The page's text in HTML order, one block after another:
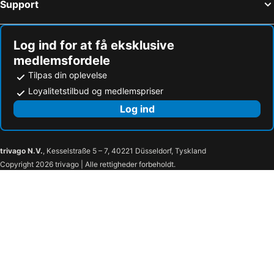
Albion Hotel
Hotel Indigo Auckland By Ihg
Swiss-Belsuites Victoria Park Auckland
Mount Richmond Hotel
Mini Homestay
Mercure Auckland Queen Street
Mt Smart Stadium
Tauranga Airport
Kelly Tarlton's Underwater World
Support
Log ind for at få eksklusive
medlemsfordele
Tilpas din oplevelse
Loyalitetstilbud og medlemspriser
Log ind
trivago N.V., Kesselstraße 5 – 7, 40221 Düsseldorf, Tyskland
Copyright 2026 trivago | Alle rettigheder forbeholdt.